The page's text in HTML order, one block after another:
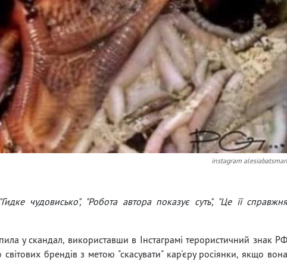
instagram alesiabatsman
"Гидке чудовисько", "Робота автора показує суть", "Це її
у скандал, використавши в Інстаграмі терористичний знак
брендів з метою "скасувати" кар'єру росіянки, якщо вона